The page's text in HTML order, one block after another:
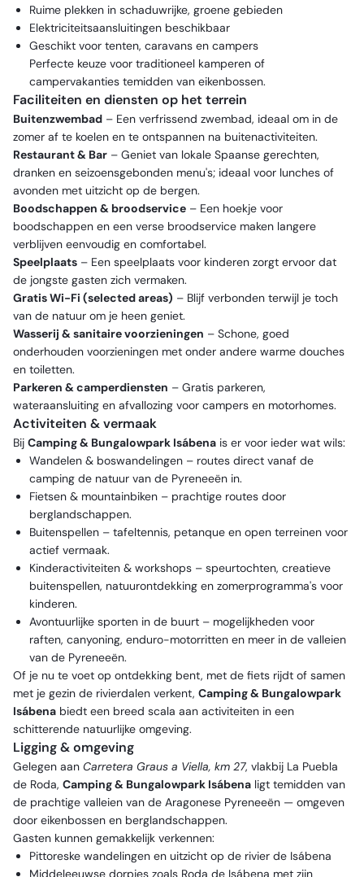
Ruime plekken in schaduwrijke, groene gebieden
Elektriciteitsaansluitingen beschikbaar
Geschikt voor tenten, caravans en campers
Perfecte keuze voor traditioneel kamperen of
campervakanties temidden van eikenbossen.
Faciliteiten en diensten op het terrein
Buitenzwembad – Een verfrissend zwembad, ideaal om in de
zomer af te koelen en te ontspannen na buitenactiviteiten.
Restaurant & Bar – Geniet van lokale Spaanse gerechten,
dranken en seizoensgebonden menu's; ideaal voor lunches of
avonden met uitzicht op de bergen.
Boodschappen & broodservice – Een hoekje voor
boodschappen en een verse broodservice maken langere
verblijven eenvoudig en comfortabel.
Speelplaats – Een speelplaats voor kinderen zorgt ervoor dat
de jongste gasten zich vermaken.
Gratis Wi-Fi (selected areas) – Blijf verbonden terwijl je toch
van de natuur om je heen geniet.
Wasserij & sanitaire voorzieningen – Schone, goed
onderhouden voorzieningen met onder andere warme douches
en toiletten.
Parkeren & camperdiensten – Gratis parkeren,
wateraansluiting en afvallozing voor campers en motorhomes.
Activiteiten & vermaak
Bij Camping & Bungalowpark Isábena is er voor ieder wat wils:
Wandelen & boswandelingen – routes direct vanaf de
camping de natuur van de Pyreneeën in.
Fietsen & mountainbiken – prachtige routes door
berglandschappen.
Buitenspellen – tafeltennis, petanque en open terreinen voor
actief vermaak.
Kinderactiviteiten & workshops – speurtochten, creatieve
buitenspellen, natuurontdekking en zomerprogramma's voor
kinderen.
Avontuurlijke sporten in de buurt – mogelijkheden voor
raften, canyoning, enduro-motorritten en meer in de valleien
van de Pyreneeën.
Of je nu te voet op ontdekking bent, met de fiets rijdt of samen
met je gezin de rivierdalen verkent, Camping & Bungalowpark
Isábena biedt een breed scala aan activiteiten in een
schitterende natuurlijke omgeving.
Ligging & omgeving
Gelegen aan Carretera Graus a Viella, km 27, vlakbij La Puebla
de Roda, Camping & Bungalowpark Isábena ligt temidden van
de prachtige valleien van de Aragonese Pyreneeën — omgeven
door eikenbossen en berglandschappen.
Gasten kunnen gemakkelijk verkennen:
Pittoreske wandelingen en uitzicht op de rivier de Isábena
Middeleeuwse dorpjes zoals Roda de Isábena met zijn